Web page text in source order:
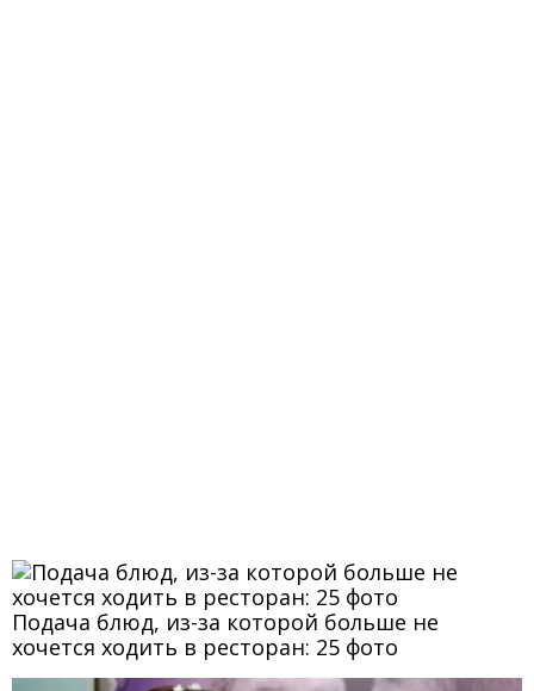
Подача блюд, из-за которой больше не
хочется ходить в ресторан: 25 фото